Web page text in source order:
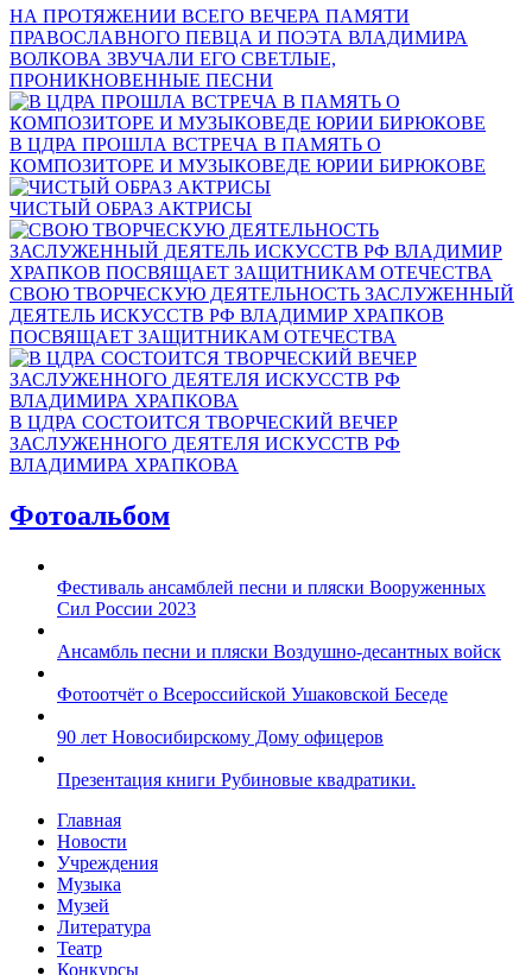
НА ПРОТЯЖЕНИИ ВСЕГО ВЕЧЕРА ПАМЯТИ
ПРАВОСЛАВНОГО ПЕВЦА И ПОЭТА ВЛАДИМИРА
ВОЛКОВА ЗВУЧАЛИ ЕГО СВЕТЛЫЕ,
ПРОНИКНОВЕННЫЕ ПЕСНИ
В ЦДРА ПРОШЛА ВСТРЕЧА В ПАМЯТЬ О
КОМПОЗИТОРЕ И МУЗЫКОВЕДЕ ЮРИИ БИРЮКОВЕ
ЧИСТЫЙ ОБРАЗ АКТРИСЫ
СВОЮ ТВОРЧЕСКУЮ ДЕЯТЕЛЬНОСТЬ ЗАСЛУЖЕННЫЙ
ДЕЯТЕЛЬ ИСКУССТВ РФ ВЛАДИМИР ХРАПКОВ
ПОСВЯЩАЕТ ЗАЩИТНИКАМ ОТЕЧЕСТВА
В ЦДРА СОСТОИТСЯ ТВОРЧЕСКИЙ ВЕЧЕР
ЗАСЛУЖЕННОГО ДЕЯТЕЛЯ ИСКУССТВ РФ
ВЛАДИМИРА ХРАПКОВА
Фотоальбом
Фестиваль ансамблей песни и пляски Вооруженных
Сил России 2023
Ансамбль песни и пляски Воздушно-десантных войск
Фотоотчёт о Всероссийской Ушаковской Беседе
90 лет Новосибирскому Дому офицеров
Презентация книги Рубиновые квадратики.
Главная
Новости
Учреждения
Музыка
Музей
Литература
Театр
Конкурсы